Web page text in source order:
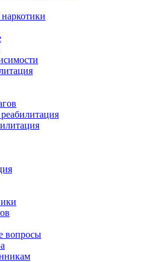
вопросы